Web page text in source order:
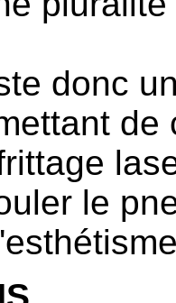
donc
le